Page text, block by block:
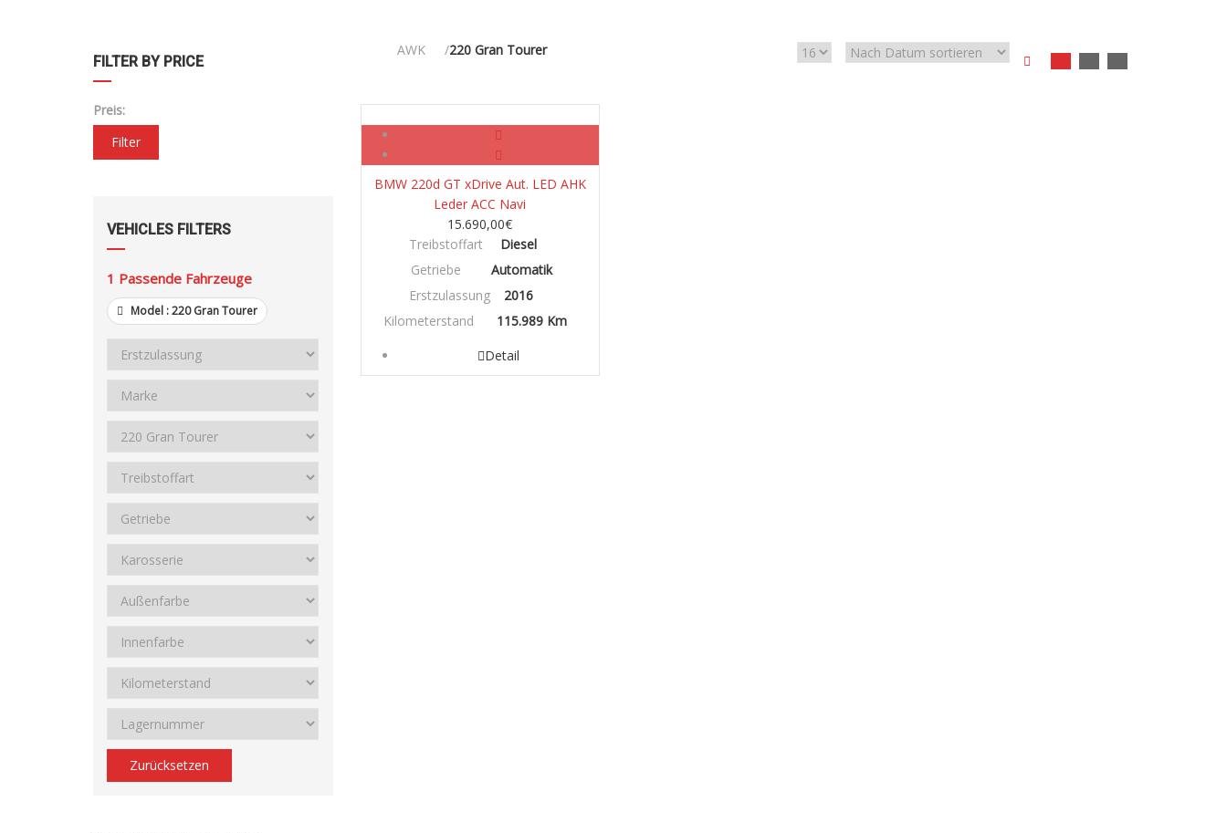
FILTER BY PRICE
Preis:
Filter
VEHICLES FILTERS
1 Passende Fahrzeuge
Model :220 Gran Tourer
Zurücksetzen
AWK 220 Gran Tourer
BMW 220d GT xDrive Aut. LED AHK
Leder ACC Navi
15.690,00€
Treibstoffart
Diesel
Getriebe
Automatik
Erstzulassung
2016
Kilometerstand
115.989 Km
Detail